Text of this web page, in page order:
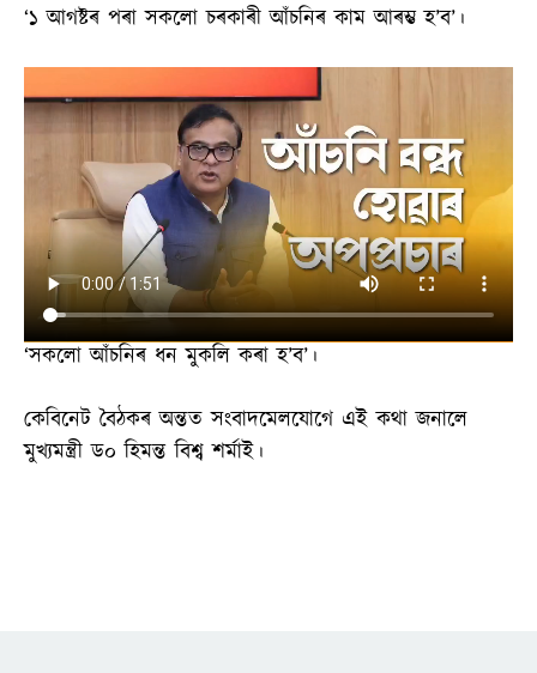
‘১ আগষ্টৰ পৰা সকলো চৰকাৰী আঁচনিৰ কাম আৰম্ভ হ’ব’।
‘সকলো আঁচনিৰ ধন মুকলি কৰা হ’ব’।
কেবিনেট বৈঠকৰ অন্তত সংবাদমেলযোগে এই কথা জনালে
মুখ্যমন্ত্ৰী ড০ হিমন্ত বিশ্ব শৰ্মাই।